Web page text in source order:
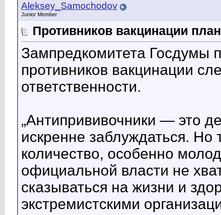
Aleksey_Samochodov
Junior Member
Противников вакцинации
Зампредкомитета Госдумы
противников вакцинации
ответственности.
„Антипрививочники — это
искренне заблуждаться.
количество, особенно
официальной власти не
сказываться на жизни и
экстремистскими